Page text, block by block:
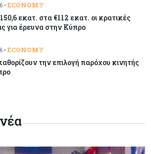
Κύπρου - Ελλάδας
Τα νέα θωρηκτά του Τραμπ που
αντιδράσεις και ο λογαριασμός –
09-08-2026
• ECONOMY
εκατ. στα €112 εκατ. οι κρατικές
για έρευνα στην Κύπρο
• ECONOMY
την επιλογή παρόχου κινητής